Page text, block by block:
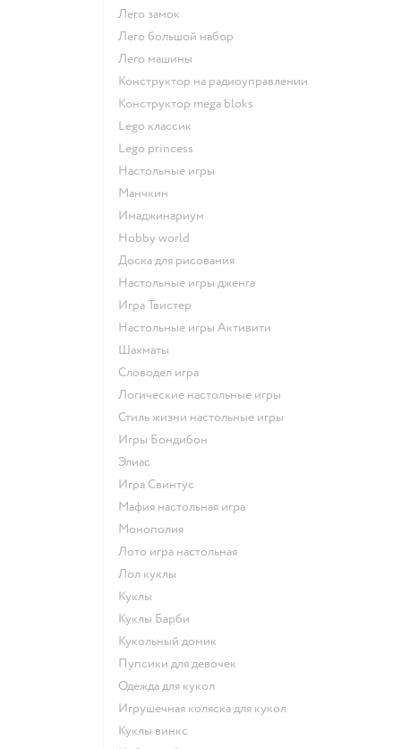
Лего замок
Лего большой набор
Лего машины
Конструктор на радиоуправлении
Конструктор mega bloks
Lego классик
Lego princess
Настольные игры
Манчкин
Имаджинариум
Hobby world
Доска для рисования
Настольные игры дженга
Игра Твистер
Настольные игры Активити
Шахматы
Словодел игра
Логические настольные игры
Стиль жизни настольные игры
Игры Бондибон
Элиас
Игра Свинтус
Мафия настольная игра
Монополия
Лото игра настольная
Лол куклы
Куклы
Куклы Барби
Кукольный домик
Пупсики для девочек
Одежда для кукол
Игрушечная коляска для кукол
Куклы винкс